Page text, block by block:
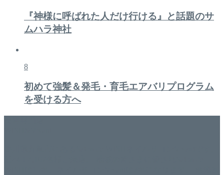
『神様に呼ばれた人だけ行ける』と話題のサ
ムハラ神社
8
初めて強髪＆発毛・育毛エアバリプログラム
を受ける方へ